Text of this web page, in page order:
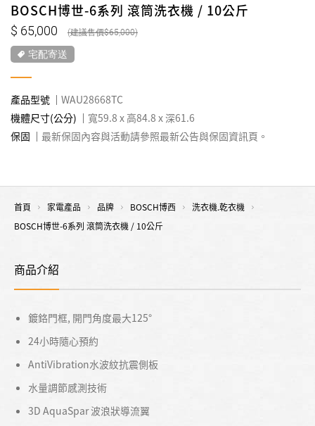
BOSCH博世-6系列 滾筒洗衣機 / 10公斤
65,000 65,000
宅配寄送
產品型號
WAU28668TC
機體尺寸(公分)
寬59.8 x 高84.8 x 深61.6
保固
最新保固內容與活動請參照最新公告與保固資訊頁。
首頁 家電產品 品牌 BOSCH博西
洗衣機.乾衣機
BOSCH博世-6系列 滾筒洗衣機 / 10公斤
商品介紹
鍍鉻門框, 開門角度最大125°
24小時隨心預約
AntiVibration水波紋抗震側板
水量調節感測技術
3D AquaSpar 波浪狀導流翼